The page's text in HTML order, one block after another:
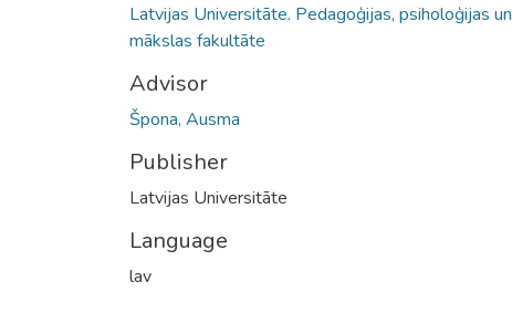
Latvijas Universitāte. Pedagoģijas, psiholoģijas un
mākslas fakultāte
Advisor
Špona, Ausma
Publisher
Latvijas Universitāte
Language
lav